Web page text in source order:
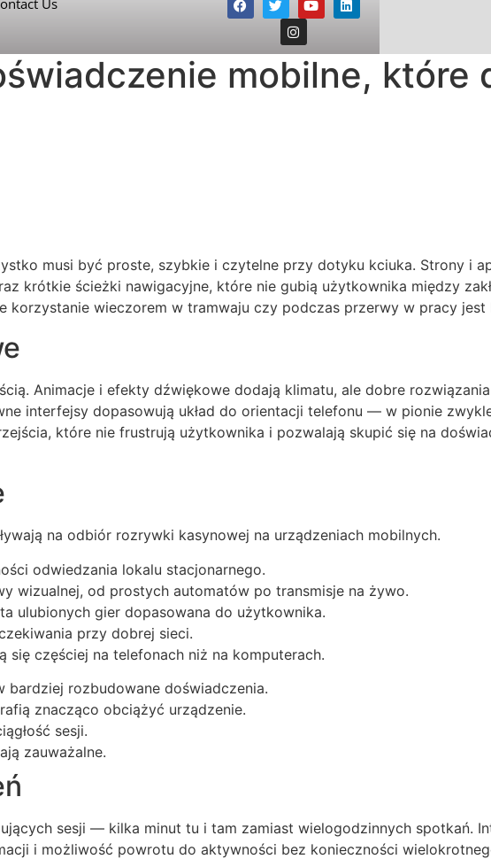
Us
mobilne, które
musi być proste, szybkie i czytelne przy dotyku kciuka. Strony i
krótkie ścieżki nawigacyjne, które nie gubią użytkownika między
korzystanie wieczorem w tramwaju czy podczas przerwy w pracy
Animacje i efekty dźwiękowe dodają klimatu, ale dobre
interfejsy dopasowują układ do orientacji telefonu — w pionie
które nie frustrują użytkownika i pozwalają skupić się na
na odbiór rozrywki kasynowej na urządzeniach mobilnych.
odwiedzania lokalu stacjonarnego.
wizualnej, od prostych automatów po transmisje na żywo.
ulubionych gier dopasowana do użytkownika.
przy dobrej sieci.
częściej na telefonach niż na komputerach.
bardziej rozbudowane doświadczenia.
znacząco obciążyć urządzenie.
sesji.
zauważalne.
sesji — kilka minut tu i tam zamiast wielogodzinnych spotkań.
i możliwość powrotu do aktywności bez konieczności